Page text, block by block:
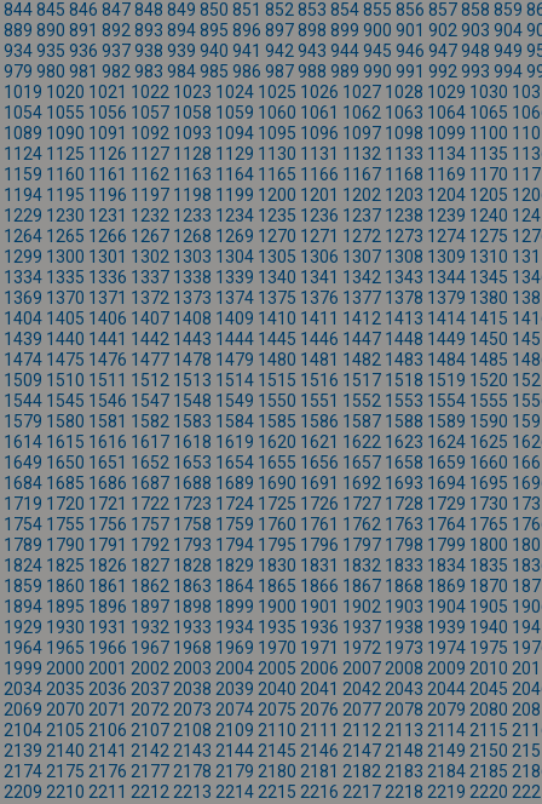
844845 846 847848 849 850 851 852 853 854855 856 857858 859
889 890 891 892 893 894895 896 897898 899 900 901 902 903 904
934935 936 937938 939 940 941 942 943 944945 946 947948 949
979 980 981 982 983 984985 986 987988 989 990 991 992 993 994
1019 1020 1021 1022 1023 1024 1025 1026 1027 1028 1029 1030
1054 1055 1056 1057 1058 1059 1060 1061 1062 1063 1064 1065
1089 1090 1091 1092 1093 1094 1095 1096 1097 1098 1099 1100
1124 1125 1126 1127 1128 1129 1130 1131 1132 1133 1134 1135
1159 1160 1161 1162 1163 1164 1165 1166 1167 1168 1169 1170
1194 1195 1196 1197 1198 1199 1200 1201 1202 1203 1204 1205
1229 1230 1231 1232 1233 1234 1235 1236 1237 1238 1239 1240
1264 1265 1266 1267 1268 1269 1270 1271 1272 1273 1274 1275
1299 1300 1301 1302 1303 1304 1305 1306 1307 1308 1309 1310
1334 1335 1336 1337 1338 1339 1340 1341 1342 1343 1344 1345
1369 1370 1371 1372 1373 1374 1375 1376 1377 1378 1379 1380
1404 1405 1406 1407 1408 1409 1410 1411 1412 1413 1414 1415
1439 1440 1441 1442 1443 1444 1445 1446 1447 1448 1449 1450
1474 1475 1476 1477 1478 1479 1480 1481 1482 1483 1484 1485
1509 1510 1511 1512 1513 1514 1515 1516 1517 1518 1519 1520
1544 1545 1546 1547 1548 1549 1550 1551 1552 1553 1554 1555
1579 1580 1581 1582 1583 1584 1585 1586 1587 1588 1589 1590
1614 1615 1616 1617 1618 1619 1620 1621 1622 1623 1624 1625
1649 1650 1651 1652 1653 1654 1655 1656 1657 1658 1659 1660
1684 1685 1686 1687 1688 1689 1690 1691 1692 1693 1694 1695
1719 1720 1721 1722 1723 1724 1725 1726 1727 1728 1729 1730
1754 1755 1756 1757 1758 1759 1760 1761 1762 1763 1764 1765
1789 1790 1791 1792 1793 1794 1795 1796 1797 1798 1799 1800
1824 1825 1826 1827 1828 1829 1830 1831 1832 1833 1834 1835
1859 1860 1861 1862 1863 1864 1865 1866 1867 1868 1869 1870
1894 1895 1896 1897 1898 1899 1900 1901 1902 1903 1904 1905
1929 1930 1931 1932 1933 1934 1935 1936 1937 1938 1939 1940
1964 1965 1966 1967 1968 1969 1970 1971 1972 1973 1974 1975
1999 2000 2001 2002 2003 2004 2005 2006 2007 2008 2009 2010
2034 2035 2036 2037 2038 2039 2040 2041 2042 2043 2044 2045
2069 2070 2071 2072 2073 2074 2075 2076 2077 2078 2079 2080
2104 2105 2106 2107 2108 2109 2110 2111 2112 2113 2114 2115
2139 2140 2141 2142 2143 2144 2145 2146 2147 2148 2149 2150
2174 2175 2176 2177 2178 2179 2180 2181 2182 2183 2184 2185
2209 2210 2211 2212 2213 2214 2215 2216 2217 2218 2219 2220